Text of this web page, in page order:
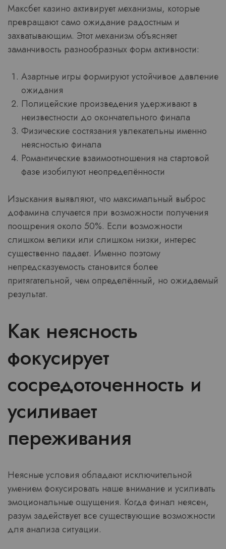
Максбет казино активирует механизмы, которые
превращают само ожидание радостным и
захватывающим. Этот механизм объясняет
заманчивость разнообразных форм активности:
Азартные игры формируют устойчивое давление
ожидания
Полицейские произведения удерживают в
неизвестности до окончательного финала
Физические состязания увлекательны именно
неясностью финала
Романтические взаимоотношения на стартовой
фазе изобилуют неопределённости
Изыскания выявляют, что максимальный выброс
дофамина случается при возможности получения
поощрения около 50%. Если возможности
слишком велики или слишком низки, интерес
существенно падает. Именно поэтому
непредсказуемость становится более
притягательной, чем определённый, но ожидаемый
результат.
Как неясность
фокусирует
сосредоточенность и
усиливает
переживания
Неясные условия обладают исключительной
умением фокусировать наше внимание и усиливать
эмоциональные ощущения. Когда финал неясен,
разум задействует все существующие возможности
для анализа ситуации.